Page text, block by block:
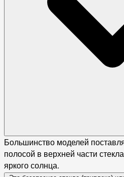
Большинство моделей
полосой в верхней части
яркого солнца.